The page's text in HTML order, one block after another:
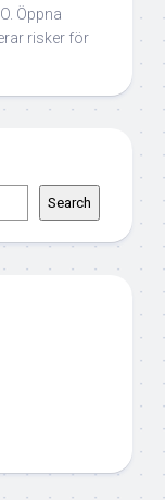
Öppna
risker för
Search